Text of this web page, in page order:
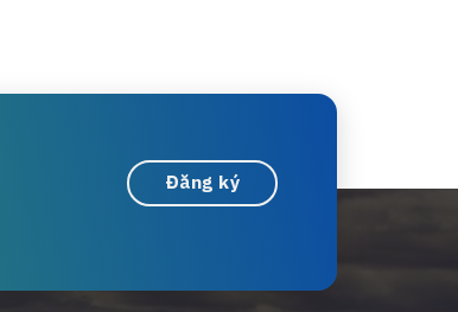
Đăng ký